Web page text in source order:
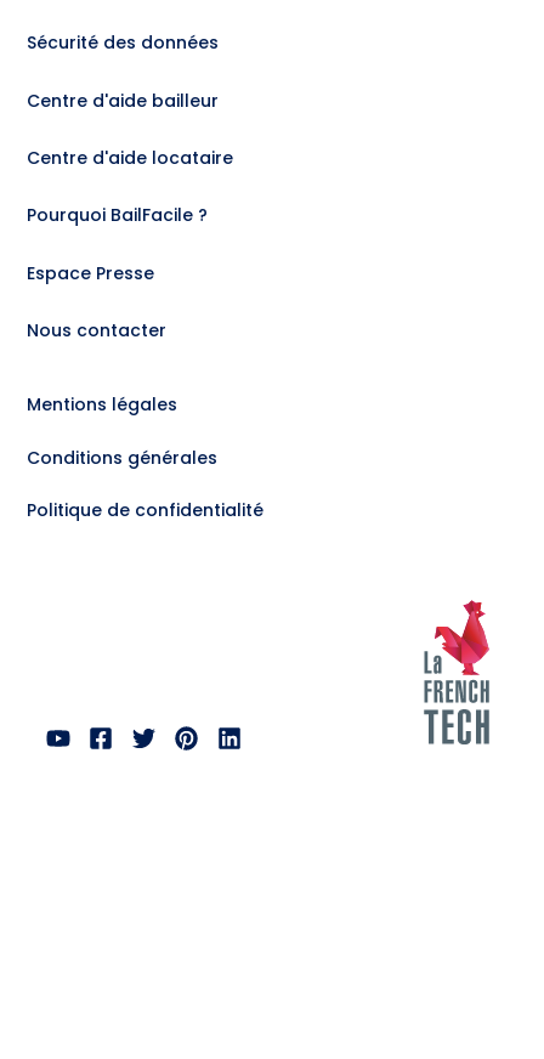
Sécurité des données
Centre d'aide bailleur
Centre d'aide locataire
Pourquoi BailFacile ?
Espace Presse
Nous contacter
Mentions légales
Conditions générales
Politique de confidentialité